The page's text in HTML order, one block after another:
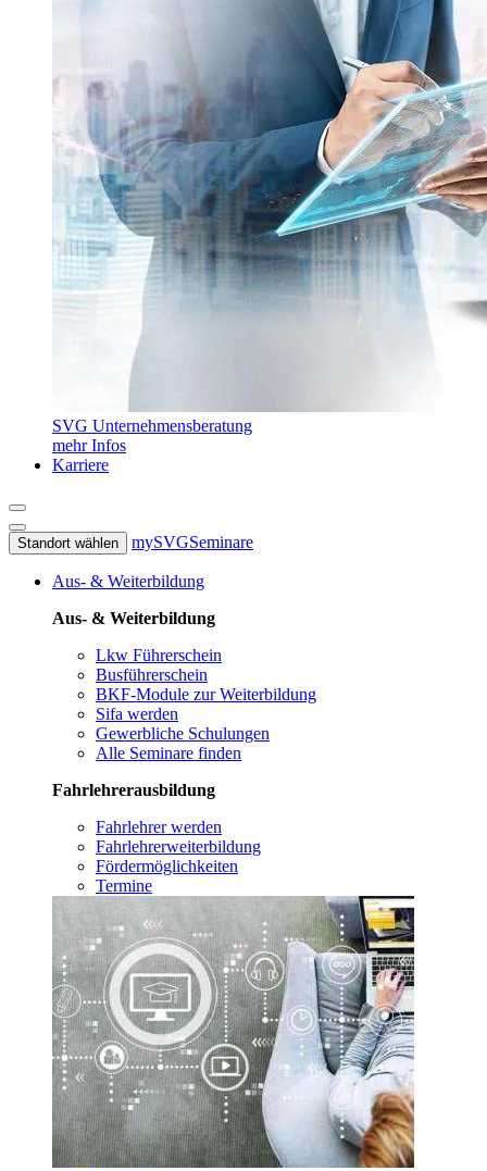
SVG Unternehmensberatung
mehr Infos
Karriere
Standort wählen mySVGSeminare
Aus- & Weiterbildung
Aus- & Weiterbildung
Lkw Führerschein
Busführerschein
BKF-Module zur Weiterbildung
Sifa werden
Gewerbliche Schulungen
Alle Seminare finden
Fahrlehrerausbildung
Fahrlehrer werden
Fahrlehrerweiterbildung
Fördermöglichkeiten
Termine